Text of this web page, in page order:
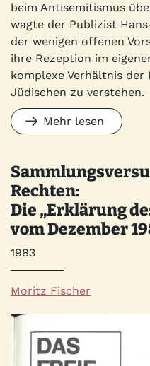
beim Antisemitismus
wagte der Publizist
der wenigen offenen
ihre Rezeption im
komplexe Verhältnis der
Jüdischen zu verstehen.
Mehr lesen
Rechten:
Die „Erklärung
vom Dezember
Jahr
1983
Autor*innen
Moritz Fischer
Quelle
Bild